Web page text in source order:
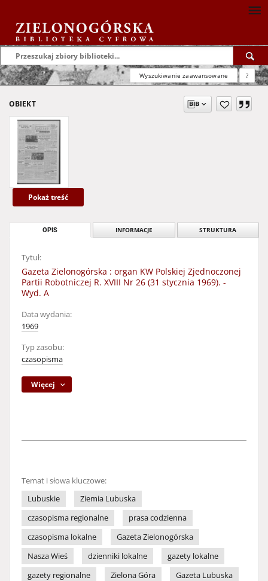
Wyszukiwanie zaawansowane ?
OBIEKT
Pokaż treść
OPIS INFORMACJE STRUKTURA
Tytuł:
Gazeta Zielonogórska : organ KW Polskiej Zjednoczonej
Partii Robotniczej R. XVIII Nr 26 (31 stycznia 1969). -
Wyd. A
Data wydania:
1969
Typ zasobu:
czasopisma
Więcej
Temat i słowa kluczowe:
Lubuskie
Ziemia Lubuska
czasopisma regionalne
prasa codzienna
czasopisma lokalne
Gazeta Zielonogórska
Nasza Wieś
dzienniki lokalne
gazety lokalne
gazety regionalne
Zielona Góra Gazeta Lubuska